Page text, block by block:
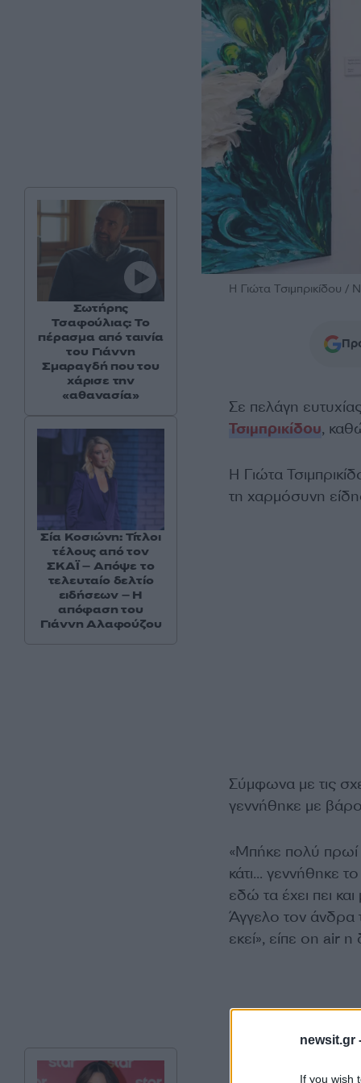
newsit.gr
If you wish
Η Γιώτα
Σε πελάγη
Τσιμπρικίδου,
Η Γιώτα
τη χαρμόσυνη
Σύμφωνα με τις
γεννήθηκε με
«Μπήκε πολύ πρωί
κάτι… γεννήθηκε το
εδώ τα έχει πει
Άγγελο τον άνδρα
εκεί», είπε οn air
Σωτήρης
Τσαφούλιας: Το
πέρασμα από ταινία
του Γιάννη
Σμαραγδή που του
χάρισε την
«αθανασία»
Σία Κοσιώνη: Τίτλοι
τέλους από τον
ΣΚΑΪ – Απόψε το
τελευταίο δελτίο
ειδήσεων – Η
απόφαση του
Γιάννη Αλαφούζου